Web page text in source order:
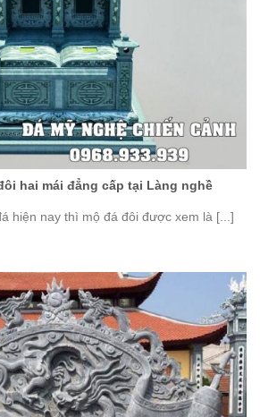
hai mái đẳng cấp tại Làng nghề
hiện nay thì mộ đá đôi được xem là [...]